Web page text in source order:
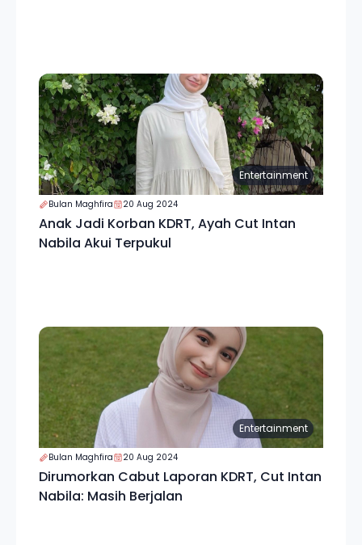
Entertainment
Bulan Maghfira 20 Aug 2024
Anak Jadi Korban KDRT, Ayah Cut Intan
Nabila Akui Terpukul
Entertainment
Bulan Maghfira 20 Aug 2024
Dirumorkan Cabut Laporan KDRT, Cut Intan
Nabila: Masih Berjalan